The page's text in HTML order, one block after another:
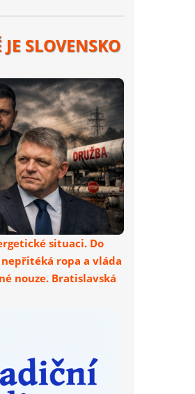
SLOVENSKO
situaci. Do
ropa a vláda
nouze. Bratislavská